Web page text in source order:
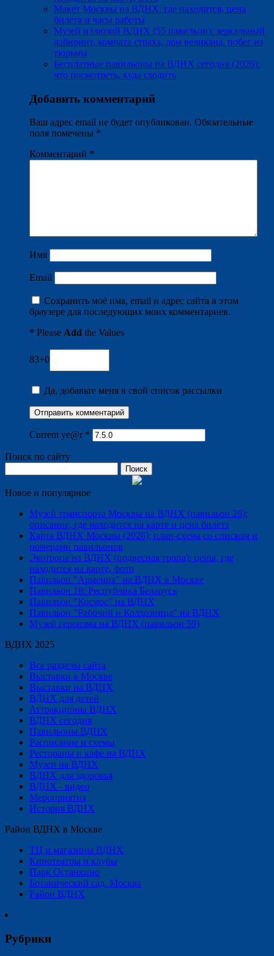
Макет Москвы на ВДНХ: где находится, цена
билета и часы работы
Музей иллюзий ВДНХ (55 павильон): зеркальный
лабиринт, комната страха, дом великана, побег из
тюрьмы
Бесплатные павильоны на ВДНХ сегодня (2026):
что посмотреть, куда сходить
Добавить комментарий
Ваш адрес email не будет опубликован. Обязательные
поля помечены *
Комментарий *
Имя
Email
Сохранить моё имя, email и адрес сайта в этом
браузере для последующих моих комментариев.
* Please Add the Values
83+0
Да, добавьте меня в свой список рассылки
Current ye@r *
Поиск по сайту
Новое и популярное
Музей транспорта Москвы на ВДНХ (павильон 26):
описание, где находится на карте и цена билета
Карта ВДНХ Москвы (2026): план-схема со списком и
номерами павильонов
Экотропа на ВДНХ (подвесная тропа): цены, где
находится на карте, фото
Павильон "Армения" на ВДНХ в Москве
Павильон 18: Республика Беларусь
Павильон "Космос" на ВДНХ
Павильон "Рабочий и Колхозница" на ВДНХ
Музей героизма на ВДНХ (павильон 59)
ВДНХ 2025
Все разделы сайта
Выставки в Москве
Выставки на ВДНХ
ВДНХ для детей
Аттракционы ВДНХ
ВДНХ сегодня
Павильоны ВДНХ
Расписание и схемы
Рестораны и кафе на ВДНХ
Музеи на ВДНХ
ВДНХ для здоровья
ВДНХ - видео
Мероприятия
История ВДНХ
Район ВДНХ в Москве
ТЦ и магазины ВДНХ
Кинотеатры и клубы
Парк Останкино
Ботанический сад, Москва
Район ВДНХ
Рубрики